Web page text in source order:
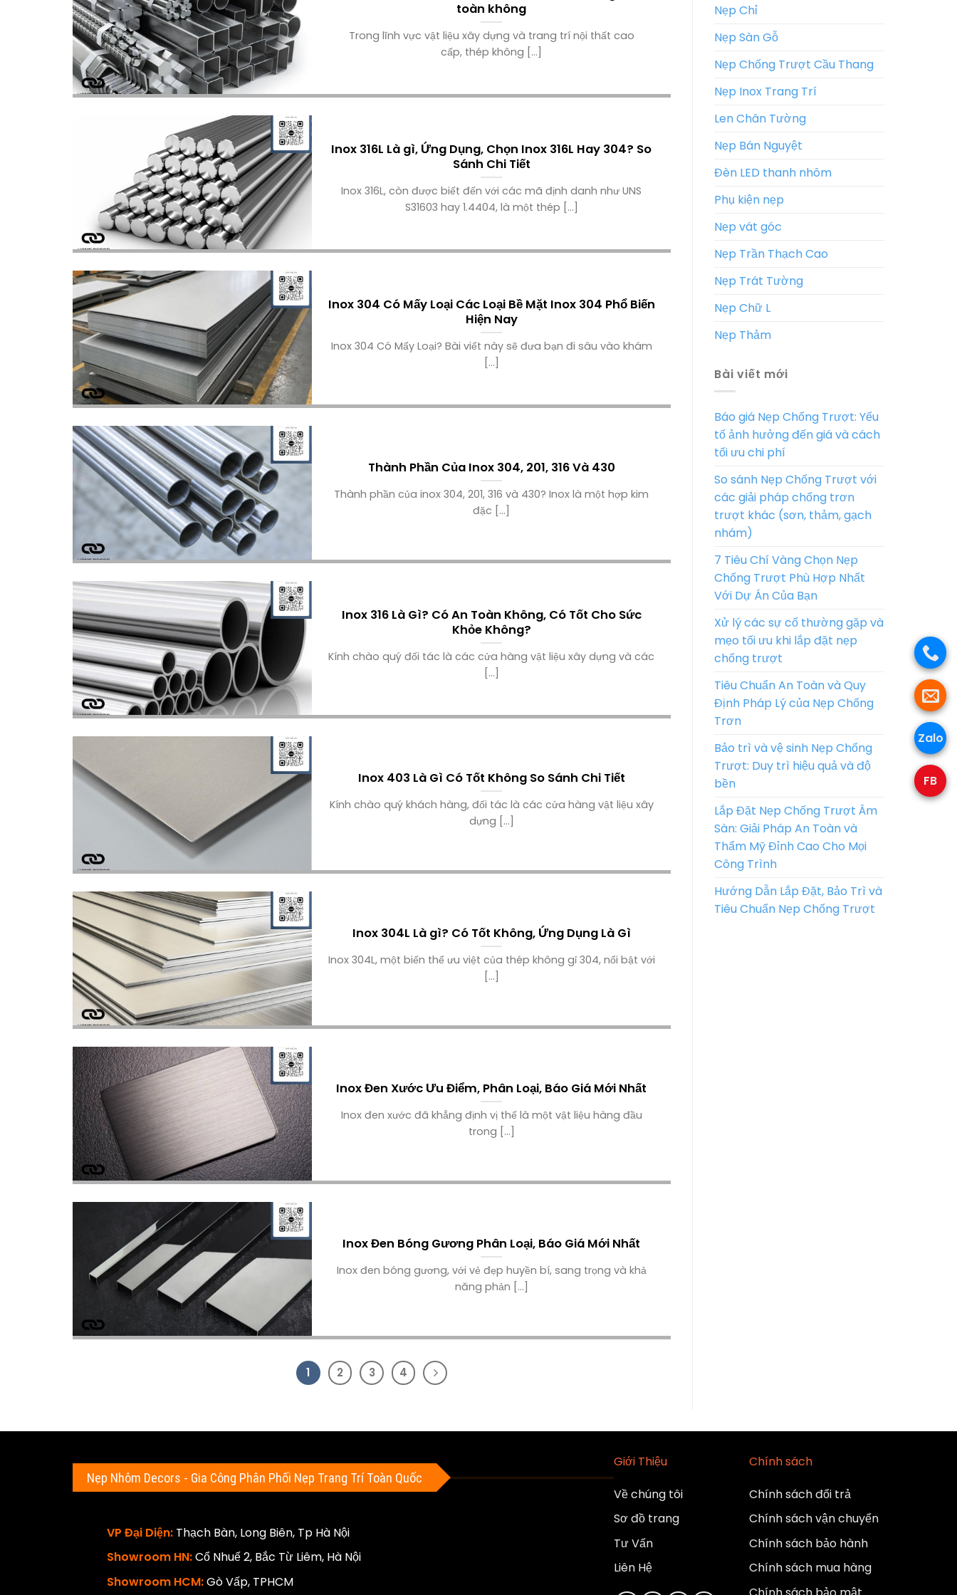
toàn không
Trong lĩnh vực vật liệu xây dựng và trang trí nội thất cao
cấp, thép không [...]
Inox 316L Là gì, Ứng Dụng, Chọn Inox 316L Hay 304? So
Sánh Chi Tiết
Inox 316L, còn được biết đến với các mã định danh như UNS
S31603 hay 1.4404, là một thép [...]
Inox 304 Có Mấy Loại Các Loại Bề Mặt Inox 304 Phổ Biến
Hiện Nay
Inox 304 Có Mấy Loại? Bài viết này sẽ đưa bạn đi sâu vào khám
[...]
Thành Phần Của Inox 304, 201, 316 Và 430
Thành phần của inox 304, 201, 316 và 430? Inox là một hợp kim
đặc [...]
Inox 316 Là Gì? Có An Toàn Không, Có Tốt Cho Sức
Khỏe Không?
Kính chào quý đối tác là các cửa hàng vật liệu xây dựng và các
[...]
Inox 403 Là Gì Có Tốt Không So Sánh Chi Tiết
Kính chào quý khách hàng, đối tác là các cửa hàng vật liệu xây
dựng [...]
Inox 304L Là gì? Có Tốt Không, Ứng Dụng Là Gì
Inox 304L, một biến thể ưu việt của thép không gỉ 304, nổi bật với
[...]
Inox Đen Xước Ưu Điểm, Phân Loại, Báo Giá Mới Nhất
Inox đen xước đã khẳng định vị thế là một vật liệu hàng đầu
trong [...]
Inox Đen Bóng Gương Phân Loại, Báo Giá Mới Nhất
Inox đen bóng gương, với vẻ đẹp huyền bí, sang trọng và khả
năng phản [...]
1 2 3 4
Nẹp Chỉ
Nẹp Sàn Gỗ
Nẹp Chống Trượt Cầu Thang
Nẹp Inox Trang Trí
Len Chân Tường
Nẹp Bán Nguyệt
Đèn LED thanh nhôm
Phụ kiện nẹp
Nẹp vát góc
Nẹp Trần Thạch Cao
Nẹp Trát Tường
Nẹp Chữ L
Nẹp Thảm
Bài viết mới
Báo giá Nẹp Chống Trượt: Yếu
tố ảnh hưởng đến giá và cách
tối ưu chi phí
So sánh Nẹp Chống Trượt với
các giải pháp chống trơn
trượt khác (sơn, thảm, gạch
nhám)
7 Tiêu Chí Vàng Chọn Nẹp
Chống Trượt Phù Hợp Nhất
Với Dự Án Của Bạn
Xử lý các sự cố thường gặp và
mẹo tối ưu khi lắp đặt nẹp
chống trượt
Tiêu Chuẩn An Toàn và Quy
Định Pháp Lý của Nẹp Chống
Trơn
Bảo trì và vệ sinh Nẹp Chống
Trượt: Duy trì hiệu quả và độ
bền
Lắp Đặt Nẹp Chống Trượt Âm
Sàn: Giải Pháp An Toàn và
Thẩm Mỹ Đỉnh Cao Cho Mọi
Công Trình
Hướng Dẫn Lắp Đặt, Bảo Trì và
Tiêu Chuẩn Nẹp Chống Trượt
Nẹp Nhôm Decors - Gia Công Phân Phối Nẹp Trang Trí Toàn Quốc
VP Đại Diện: Thạch Bàn, Long Biên, Tp Hà Nội
Showroom HN:Cổ Nhuế 2, Bắc Từ Liêm, Hà Nội
Showroom HCM:Gò Vấp, TPHCM
Giới Thiệu
Về chúng tôi
Sơ đồ trang
Tư Vấn
Liên Hệ
Chính sách
Chính sách đổi trả
Chính sách vận chuyển
Chính sách bảo hành
Chính sách mua hàng
Zalo
FB